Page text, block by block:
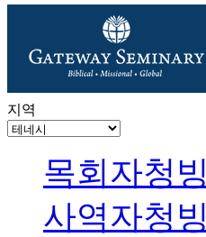
지역
목회자청빙
사역자청빙